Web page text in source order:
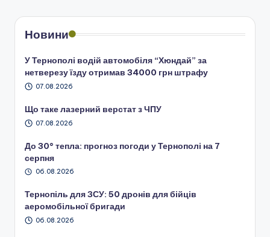
Новини
У Тернополі водій автомобіля “Хюндай” за
нетверезу їзду отримав 34000 грн штрафу
07.08.2026
Що таке лазерний верстат з ЧПУ
07.08.2026
До 30° тепла: прогноз погоди у Тернополі на 7
серпня
06.08.2026
Тернопіль для ЗСУ: 50 дронів для бійців
аеромобільної бригади
06.08.2026